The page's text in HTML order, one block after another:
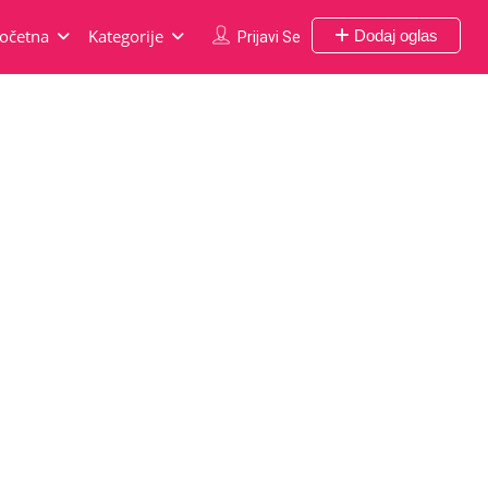
Prijavi Se Dodaj oglas
Kategorije